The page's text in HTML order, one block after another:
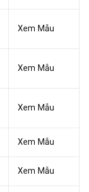
Xem Mẫu
Xem Mẫu
Xem Mẫu
Xem Mẫu
Xem Mẫu